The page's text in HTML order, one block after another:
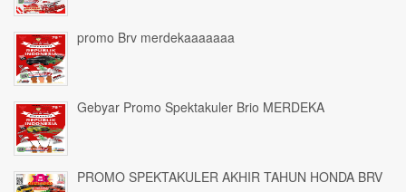
promo Brv merdekaaaaaaa
Gebyar Promo Spektakuler Brio MERDEKA
PROMO SPEKTAKULER AKHIR TAHUN HONDA BRV